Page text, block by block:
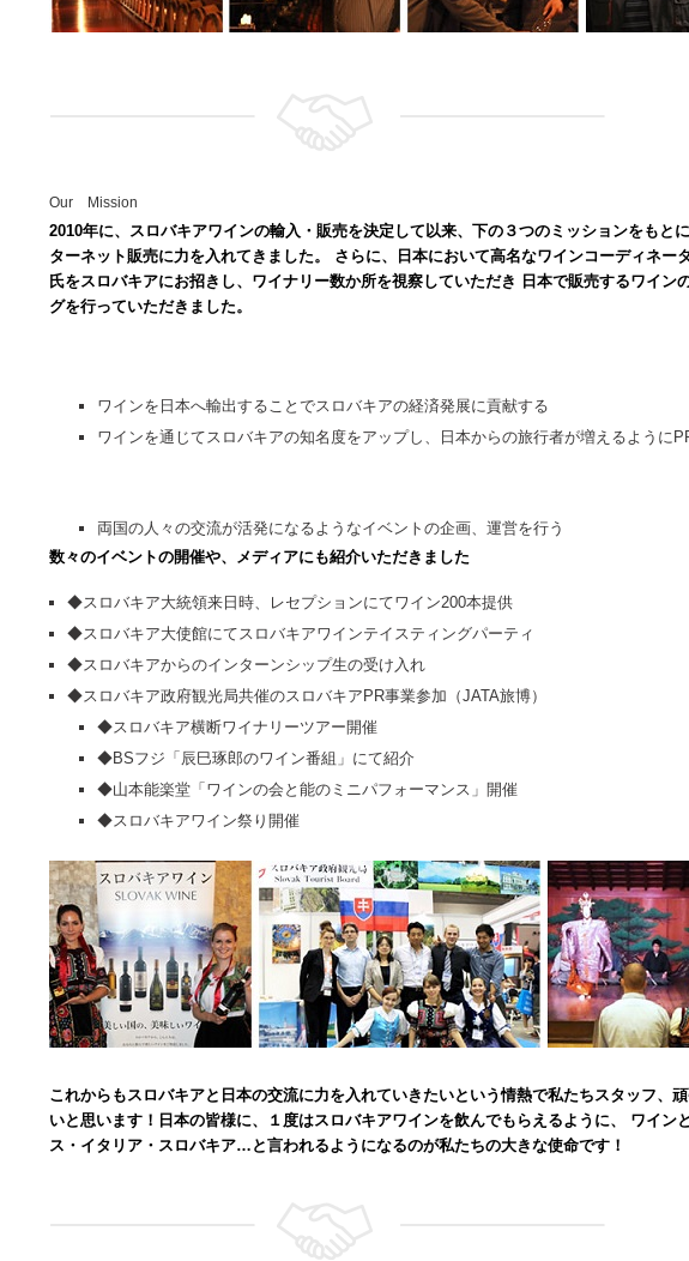
Our Mission
2010年に、スロバキアワインの輸入・販売を決定して以来、下の３つのミッションをもと
ターネット販売に力を入れてきました。 さらに、日本において高名なワインコーディネー
氏をスロバキアにお招きし、ワイナリー数か所を視察していただき 日本で販売するワイン
グを行っていただきました。
ワインを日本へ輸出することでスロバキアの経済発展に貢献する
ワインを通じてスロバキアの知名度をアップし、日本からの旅行者が増えるように
両国の人々の交流が活発になるようなイベントの企画、運営を行う
数々のイベントの開催や、メディアにも紹介いただきました
◆スロバキア大統領来日時、レセプションにてワイン200本提供
◆スロバキア大使館にてスロバキアワインテイスティングパーティ
◆スロバキアからのインターンシップ生の受け入れ
◆スロバキア政府観光局共催のスロバキアPR事業参加（JATA旅博）
◆スロバキア横断ワイナリーツアー開催
◆BSフジ「辰巳琢郎のワイン番組」にて紹介
◆山本能楽堂「ワインの会と能のミニパフォーマンス」開催
◆スロバキアワイン祭り開催
これからもスロバキアと日本の交流に力を入れていきたいという情熱で私たちスタッフ、
いと思います！日本の皆様に、１度はスロバキアワインを飲んでもらえるように、 ワイン
ス・イタリア・スロバキア…と言われるようになるのが私たちの大きな使命です！